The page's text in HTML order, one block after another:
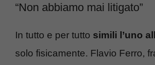
“Non abbiamo mai litigato”
In tutto e per tutto simili l’uno
solo fisicamente. Flavio Ferro,